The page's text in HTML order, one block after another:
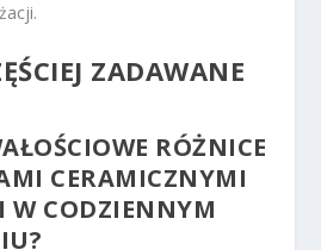
ZADAWANE
RÓŻNICE
CERAMICZNYMI
W CODZIENNYM